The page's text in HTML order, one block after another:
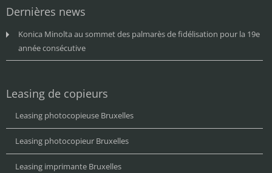
Dernières news
Konica Minolta au sommet des palmarès de fidélisation pour la 19e
année consécutive
Leasing de copieurs
Leasing photocopieuse Bruxelles
Leasing photocopieur Bruxelles
Leasing imprimante Bruxelles